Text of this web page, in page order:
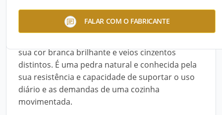
FALAR COM O FABRICANTE
O Mármore Branco Carrara da Kadosh, foi
extraído da região de Carrara que fica localizado
sua cor branca brilhante e veios cinzentos
distintos. É uma pedra natural e conhecida pela
sua resistência e capacidade de suportar o uso
diário e as demandas de uma cozinha
movimentada.